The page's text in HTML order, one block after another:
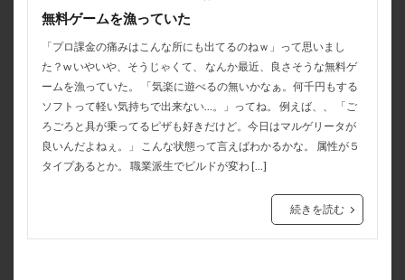
無料ゲームを漁っていた
「プロ課金の痛みはこんな所にも出てるのねｗ」って思いまし
た？w いやいや、そうじゃくて、 なんか最近、良さそうな無料ゲ
ームを漁っていた。 「気楽に遊べるの無いかなぁ。何千円もする
ソフトって軽い気持ちで出来ない…。」ってね。 例えば、、 「ご
ろごろと具が乗ってるピザも好きだけど。今日はマルゲリータが
良いんだよねぇ。」 こんな状態って言えばわかるかな。 属性が５
タイプあるとか。 職業派生でビルドが変わ […]
続きを読む